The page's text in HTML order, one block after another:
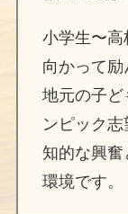
小学生〜高
向かって励
地元の子ど
ンピック志
知的な興
環境です。